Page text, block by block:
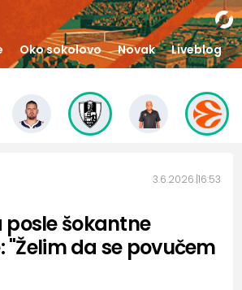
Oko sokolovo Novak Liveblog
3.6.2026. 16:53
posle šokantne
"Želim da se povučem